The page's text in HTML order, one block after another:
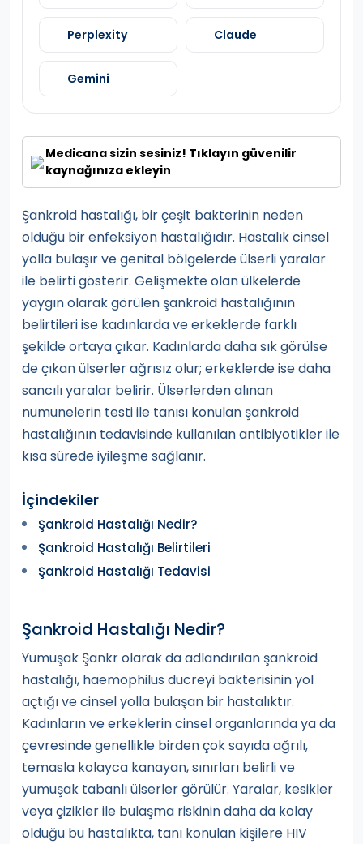
Perplexity Claude
Gemini
Medicana sizin sesiniz! Tıklayın güvenilir
kaynağınıza ekleyin
Şankroid hastalığı, bir çeşit bakterinin neden
olduğu bir enfeksiyon hastalığıdır. Hastalık cinsel
yolla bulaşır ve genital bölgelerde ülserli yaralar
ile belirti gösterir. Gelişmekte olan ülkelerde
yaygın olarak görülen şankroid hastalığının
belirtileri ise kadınlarda ve erkeklerde farklı
şekilde ortaya çıkar. Kadınlarda daha sık görülse
de çıkan ülserler ağrısız olur; erkeklerde ise daha
sancılı yaralar belirir. Ülserlerden alınan
numunelerin testi ile tanısı konulan şankroid
hastalığının tedavisinde kullanılan antibiyotikler ile
kısa sürede iyileşme sağlanır.
İçindekiler
Şankroid Hastalığı Nedir?
Şankroid Hastalığı Belirtileri
Şankroid Hastalığı Tedavisi
Şankroid Hastalığı Nedir?
Yumuşak Şankr olarak da adlandırılan şankroid
hastalığı, haemophilus ducreyi bakterisinin yol
açtığı ve cinsel yolla bulaşan bir hastalıktır.
Kadınların ve erkeklerin cinsel organlarında ya da
çevresinde genellikle birden çok sayıda ağrılı,
temasla kolayca kanayan, sınırları belirli ve
yumuşak tabanlı ülserler görülür. Yaralar, kesikler
veya çizikler ile bulaşma riskinin daha da kolay
olduğu bu hastalıkta, tanı konulan kişilere HIV